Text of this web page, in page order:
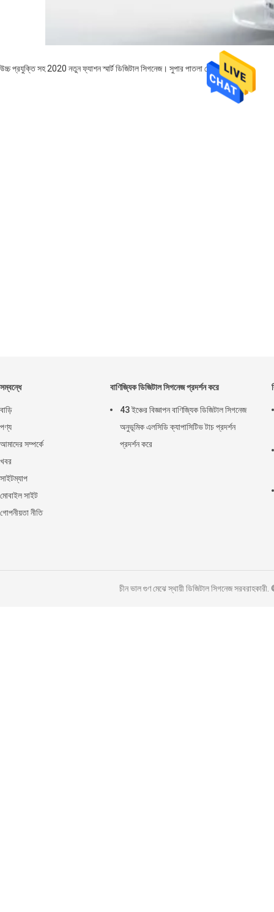
উচ্চ প্রযুক্তি সহ 2020 নতুন ফ্যাশন স্মার্ট ডিজিটাল সিগনেজ। সুপার পাতলা দেশ
সম্বন্ধে
বাড়ি
পণ্য
আমাদের সম্পর্কে
খবর
সাইটম্যাপ
মোবাইল সাইট
গোপনীয়তা নীতি
বাণিজ্যিক ডিজিটাল সিগনেজ প্রদর্শন করে
43 ইঞ্চের বিজ্ঞাপন বাণিজ্যিক ডিজিটাল সিগনেজ
অনুভূমিক এলসিডি ক্যাপাসিটিভ টাচ প্রদর্শন
প্রদর্শন করে
চীন ভাল গুণ মেঝে স্থায়ী ডিজিটাল সিগনেজ